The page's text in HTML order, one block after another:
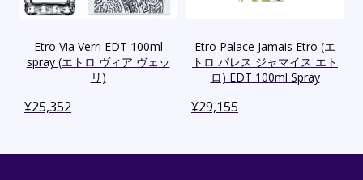
Etro Via Verri EDT 100ml
spray (エトロ ヴィア ヴェッ
リ)
¥25,352
Etro Palace Jamais Etro (エ
トロ パレス ジャマイス エト
ロ) EDT 100ml Spray
¥29,155